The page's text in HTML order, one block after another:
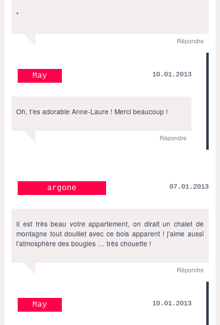
*
Répondre
May 10.01.2013
Oh, t’es adorable Anne-Laure ! Merci beaucoup !
Répondre
argone 07.01.2013
Il est très beau votre appartement, on dirait un chalet de
montagne tout douillet avec ce bois apparent ! j’aime aussi
l’atmosphère des bougies … très chouette !
Répondre
May 10.01.2013